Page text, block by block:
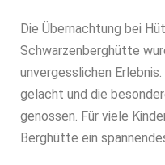
Die Übernachtung bei
Schwarzenberghütte
unvergesslichen
gelacht und die
genossen. Für viele
Berghütte ein